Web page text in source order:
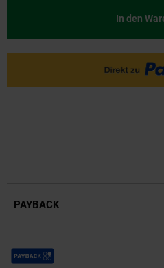
In den
PAYBACK
Payback Punkte